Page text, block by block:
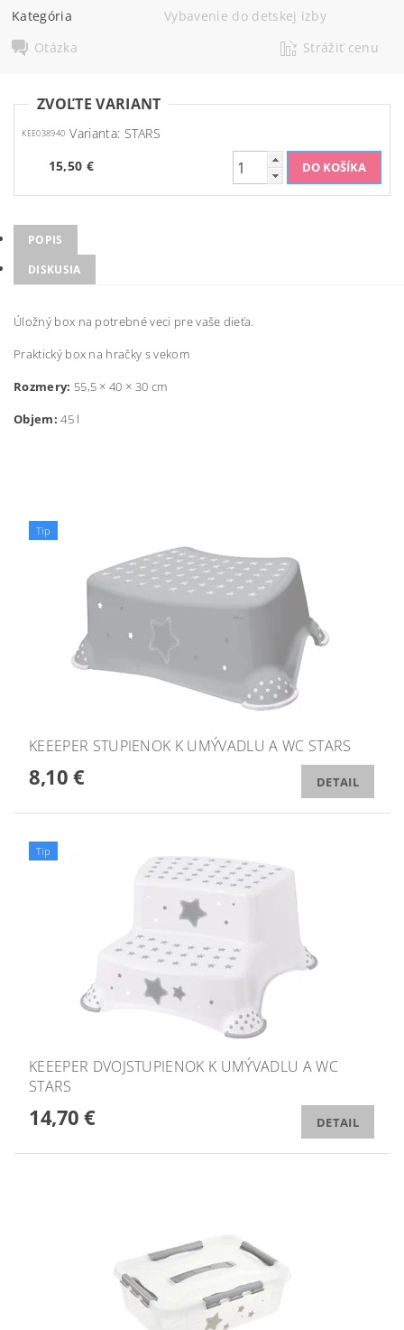
Kategória
Vybavenie do detskej izby
Otázka
Strážiť cenu
ZVOĽTE VARIANT
KEE038940 Varianta: STARS
15,50 €
POPIS
DISKUSIA
Úložný box na potrebné veci pre vaše dieťa.
Praktický box na hračky s vekom
Rozmery: 55,5 × 40 × 30 cm
Objem: 45 l
Tip
KEEEPER STUPIENOK K UMÝVADLU A WC STARS
8,10 € DETAIL
Tip
KEEEPER DVOJSTUPIENOK K UMÝVADLU A WC
STARS
14,70 € DETAIL